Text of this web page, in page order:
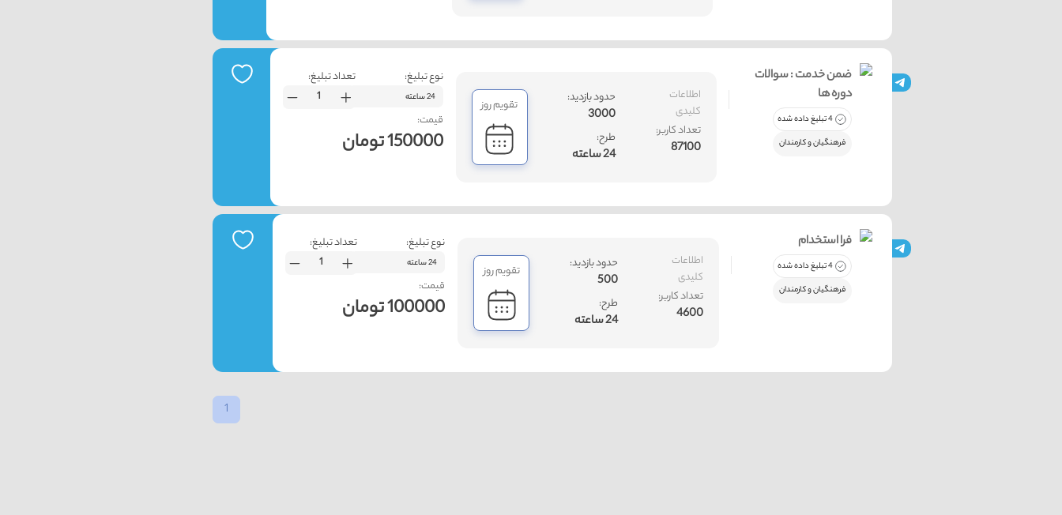
نوع تبلیغ:
24 ساعته
تعداد تبلیغ:
قیمت:
150000 تومان
اطلاعات
کلیدی
تعداد کاربر:
87100
حدود بازدید:
3000
طرح:
24 ساعته
تقویم روز
ضمن خدمت : سوالات
دوره ها
4 تبلیغ داده شده
فرهنگیان و کارمندان
نوع تبلیغ:
24 ساعته
تعداد تبلیغ:
قیمت:
100000 تومان
اطلاعات
کلیدی
تعداد کاربر:
4600
حدود بازدید:
500
طرح:
24 ساعته
تقویم روز
فرا استخدام
4 تبلیغ داده شده
فرهنگیان و کارمندان
1